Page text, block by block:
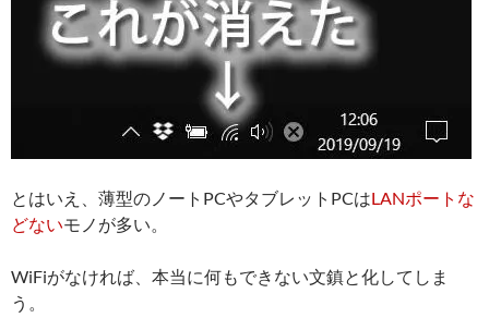
とはいえ、薄型のノートPCやタブレットPCはLANポートな
どないモノが多い。
WiFiがなければ、本当に何もできない文鎮と化してしま
う。